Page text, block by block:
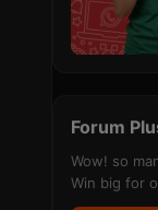
Forum
Wow! so
Win big for